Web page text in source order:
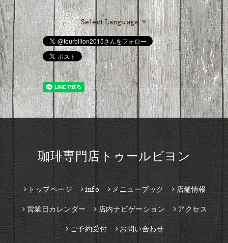
Select Language▼
珈琲専門店トゥールビヨン
トップページ info メニューブック 店舗情報
営業日カレンダー 店内ナビゲーション アクセス
ご予約受付 お問い合わせ